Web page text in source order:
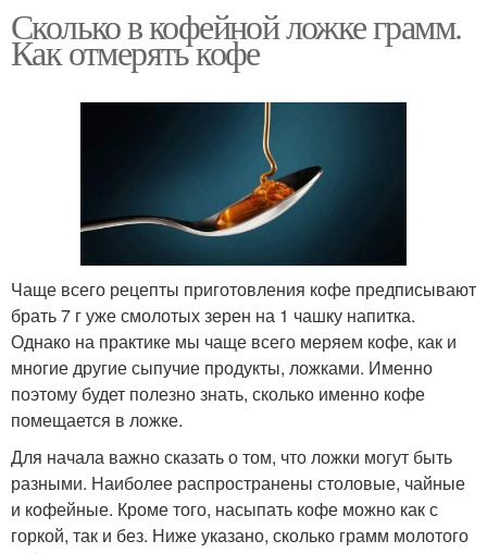
Сколько в кофейной ложке грамм.
Как отмерять кофе
Чаще всего рецепты приготовления кофе предписывают
брать 7 г уже смолотых зерен на 1 чашку напитка.
Однако на практике мы чаще всего меряем кофе, как и
многие другие сыпучие продукты, ложками. Именно
поэтому будет полезно знать, сколько именно кофе
помещается в ложке.
Для начала важно сказать о том, что ложки могут быть
разными. Наиболее распространены столовые, чайные
и кофейные. Кроме того, насыпать кофе можно как с
горкой, так и без. Ниже указано, сколько грамм молотого